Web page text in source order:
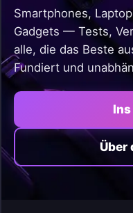
Smartphones,
Gadgets — Tests,
alle, die das Beste
Fundiert und
Über